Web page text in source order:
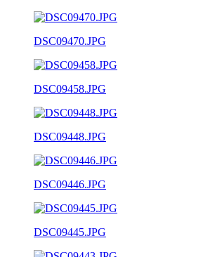
DSC09470.JPG
DSC09458.JPG
DSC09448.JPG
DSC09446.JPG
DSC09445.JPG